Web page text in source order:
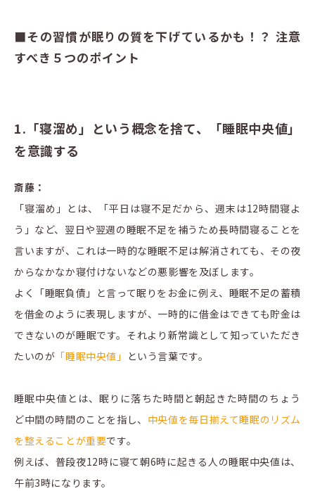
■その習慣が眠りの質を下げているかも！？ 注意
すべき５つのポイント
1.「寝溜め」という概念を捨て、「睡眠中央値」
を意識する
斎藤：
「寝溜め」とは、「平日は寝不足だから、週末は12時間寝よ
う」など、翌日や翌週の睡眠不足を補うため長時間寝ることを
言いますが、これは一時的な睡眠不足は解消されても、その夜
からなかなか寝付けないなどの悪影響を及ぼします。
よく「睡眠負債」と言って眠りをお金に例え、睡眠不足の蓄積
を借金のように表現しますが、一時的に借金はできても貯金は
できないのが睡眠です。それより新常識として知っていただき
たいのが 「睡眠中央値」 という言葉です。
睡眠中央値とは、眠りに落ちた時間と朝起きた時間のちょう
ど中間の時間のことを指し、 中央値を毎日揃えて睡眠のリズム
を整えることが重要です。
例えば、普段夜12時に寝て朝6時に起きる人の睡眠中央値は、
午前3時になります。